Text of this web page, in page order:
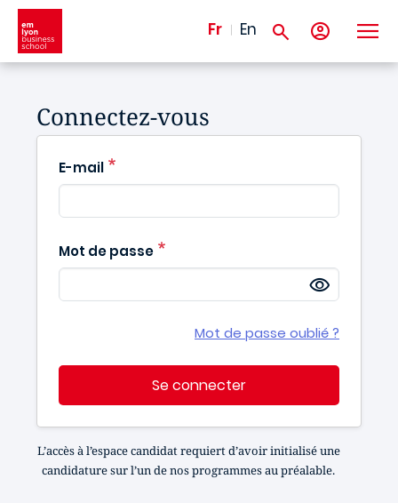
Aller au contenu principal
Fr En
Connectez-vous
E-mail
Mot de passe
Mot de passe oublié ?
Se connecter
L’accès à l’espace candidat requiert d’avoir initialisé une
candidature sur l’un de nos programmes au préalable.